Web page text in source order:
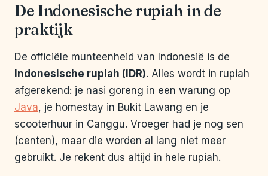
De Indonesische rupiah in de
praktijk
De officiële munteenheid van Indonesië is de
Indonesische rupiah (IDR). Alles wordt in rupiah
afgerekend: je nasi goreng in een warung op
Java, je homestay in Bukit Lawang en je
scooterhuur in Canggu. Vroeger had je nog sen
(centen), maar die worden al lang niet meer
gebruikt. Je rekent dus altijd in hele rupiah.